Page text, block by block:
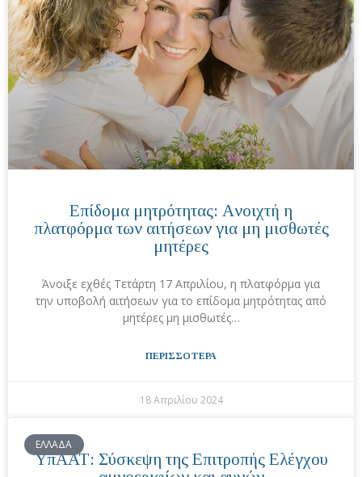
Επίδομα μητρότητας: Aνοιχτή η
πλατφόρμα των αιτήσεων για μη μισθωτές
μητέρες
Άνοιξε εχθές Τετάρτη 17 Απριλίου, η πλατφόρμα για
την υποβολή αιτήσεων για το επίδομα μητρότητας από
μητέρες μη μισθωτές…
ΠΕΡΙΣΣΟΤΕΡΑ
18 Απριλίου 2024
ΕΛΛΑΔΑ
ΥπΑΑΤ: Σύσκεψη της Επιτροπής Ελέγχου